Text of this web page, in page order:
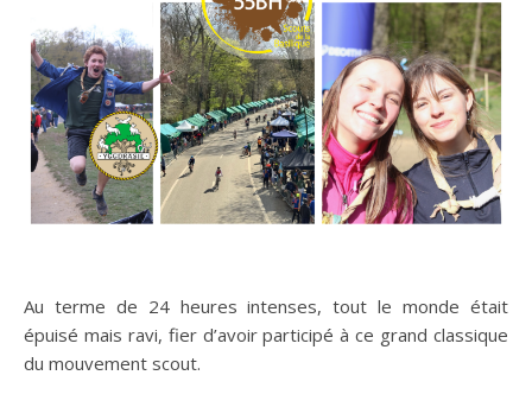
Au terme de 24 heures intenses, tout le monde était
épuisé mais ravi, fier d’avoir participé à ce grand classique
du mouvement scout.